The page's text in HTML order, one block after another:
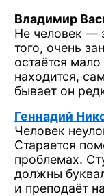
Владимир
Не человек —
того, очень
остаётся
находится,
бывает он
Геннадий
Человек
Старается
проблемах.
должны
и преподаёт